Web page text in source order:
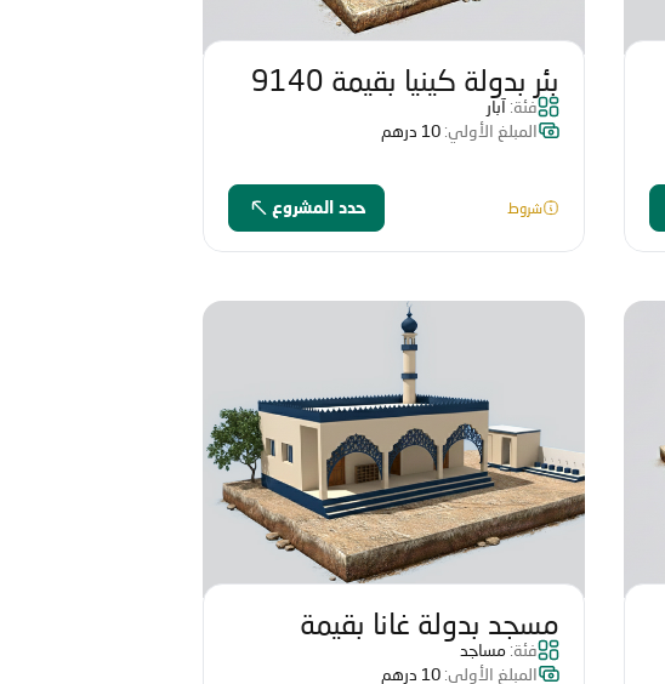
بئر بدولة كينيا بقيمة 9140
درهم
فئة: آبار
المبلغ الأولي: 10 درهم
شروط حدد المشروع
مسجد بدولة غانا بقيمة
33360 درهم
فئة: مساجد
المبلغ الأولي: 10 درهم